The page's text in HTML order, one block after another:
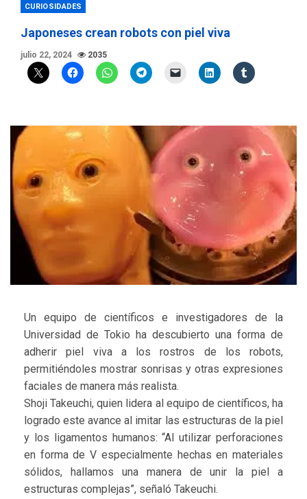
CURIOSIDADES
Japoneses crean robots con piel viva
julio 22, 2024 2035
Un equipo de científicos e investigadores de la
Universidad de Tokio ha descubierto una forma de
adherir piel viva a los rostros de los robots,
permitiéndoles mostrar sonrisas y otras expresiones
faciales de manera más realista.
Shoji Takeuchi, quien lidera al equipo de científicos, ha
logrado este avance al imitar las estructuras de la piel
y los ligamentos humanos: “Al utilizar perforaciones
en forma de V especialmente hechas en materiales
sólidos, hallamos una manera de unir la piel a
estructuras complejas”, señaló Takeuchi.